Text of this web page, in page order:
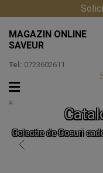
MAGAZIN ONLINE
SAVEUR
Tel: 0723602611
Colectie de Cosuri